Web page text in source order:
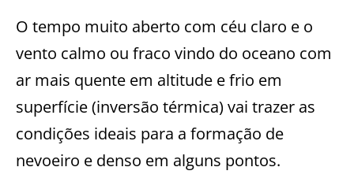
O tempo muito aberto com céu claro e o
vento calmo ou fraco vindo do oceano com
ar mais quente em altitude e frio em
superfície (inversão térmica) vai trazer as
condições ideais para a formação de
nevoeiro e denso em alguns pontos.